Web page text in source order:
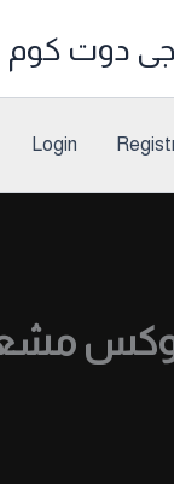
دوت كوم
Login
وكس